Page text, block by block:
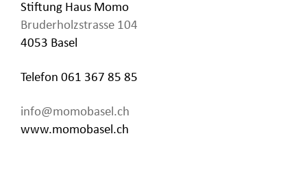
Stiftung Haus Momo
Bruderholzstrasse 104
4053 Basel
Telefon 061 367 85 85
info@momobasel.ch
www.momobasel.ch